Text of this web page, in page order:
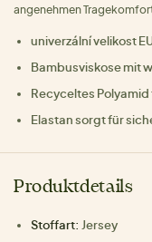
angenehmen
univerzální velikost
Bambusviskose mit
Recyceltes
Elastan sorgt für
Produktdetails
Stoffart: Jersey